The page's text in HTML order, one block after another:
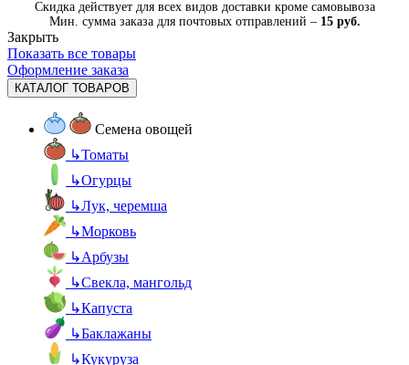
Скидка действует для всех видов доставки кроме самовывоза
Мин. сумма заказа для почтовых отправлений – 15 руб.
Закрыть
Показать все товары
Оформление заказа
КАТАЛОГ ТОВАРОВ
Семена овощей
↳Томаты
↳Огурцы
↳Лук, черемша
↳Морковь
↳Арбузы
↳Свекла, мангольд
↳Капуста
↳Баклажаны
↳Кукуруза